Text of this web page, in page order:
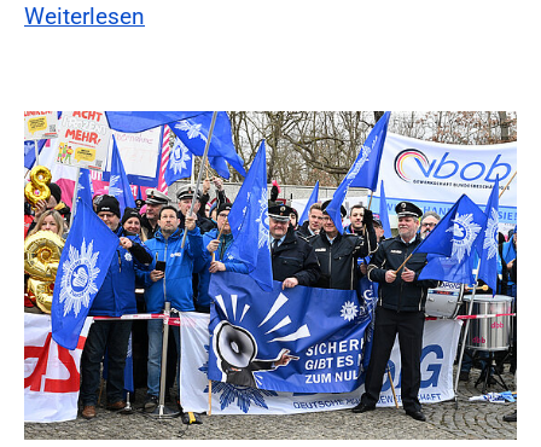
Weiterlesen
Foto:Foto: Windmüller